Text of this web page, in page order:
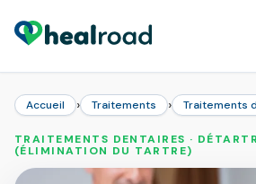
Accueil › Traitements › Traitements
TRAITEMENTS DENTAIRES ·
(ÉLIMINATION DU TARTRE)